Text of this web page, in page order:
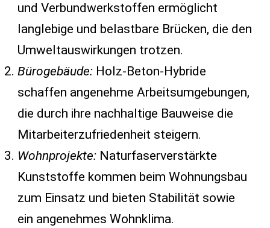
und Verbundwerkstoffen ermöglicht
langlebige und belastbare Brücken, die den
Umweltauswirkungen trotzen.
Bürogebäude:Holz-Beton-Hybride
schaffen angenehme Arbeitsumgebungen,
die durch ihre nachhaltige Bauweise die
Mitarbeiterzufriedenheit steigern.
Wohnprojekte:Naturfaserverstärkte
Kunststoffe kommen beim Wohnungsbau
zum Einsatz und bieten Stabilität sowie
ein angenehmes Wohnklima.